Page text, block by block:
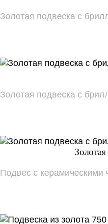
Золотая подвеска с
Золотая подвеска с
Подвес с керамическими